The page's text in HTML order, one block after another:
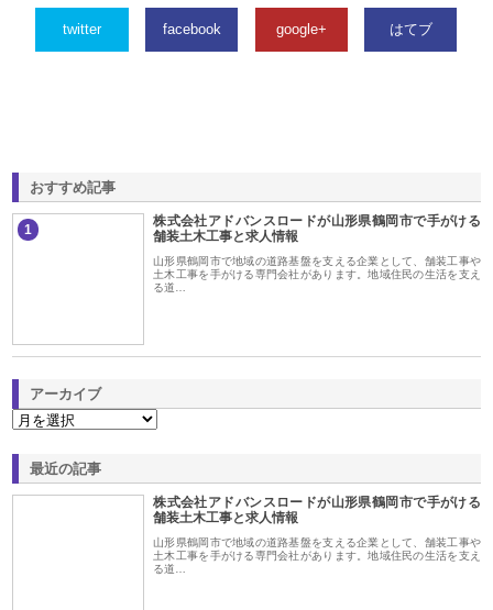
twitter facebook google+ はてブ
おすすめ記事
1
株式会社アドバンスロードが山形県鶴岡市で手がける
舗装土木工事と求人情報
山形県鶴岡市で地域の道路基盤を支える企業として、舗装工事や
土木工事を手がける専門会社があります。地域住民の生活を支え
る道…
アーカイブ
最近の記事
株式会社アドバンスロードが山形県鶴岡市で手がける
舗装土木工事と求人情報
山形県鶴岡市で地域の道路基盤を支える企業として、舗装工事や
土木工事を手がける専門会社があります。地域住民の生活を支え
る道…